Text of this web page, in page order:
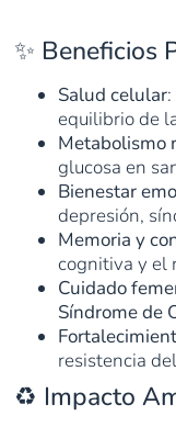
✨ Beneficios
Salud celular
equilibrio de
Metabolismo
glucosa en
Bienestar
depresión,
Memoria y
cognitiva y el
Cuidado
Síndrome de
resistencia
♻️ Impacto